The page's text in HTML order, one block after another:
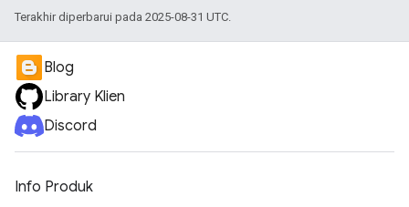
Terakhir diperbarui pada 2025-08-31 UTC.
Blog
Library Klien
Discord
Info Produk